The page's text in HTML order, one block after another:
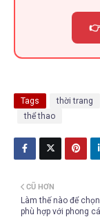
Tags thời trang
thể thao
CŨ HƠN
Làm thế nào để
phù hợp với phong